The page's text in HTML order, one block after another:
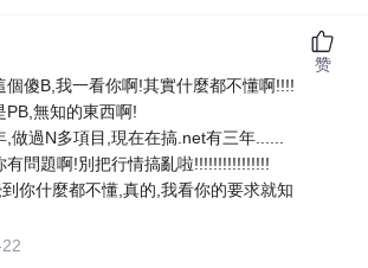
個傻B,我一看你啊!其實什麼都不懂啊!!!!
PB,無知的東西啊!
,做過N多項目,現在在搞.net有三年......
有問題啊!別把行情搞亂啦!!!!!!!!!!!!!!!!
你什麼都不懂,真的,我看你的要求就知
赞